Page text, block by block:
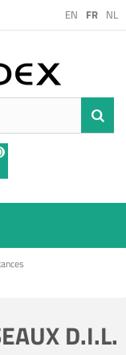
EN FR NL
D.I.L.